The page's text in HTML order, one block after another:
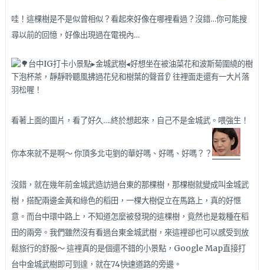
哇！這棵樹是不是似曾相似？看起來好像在哪裡看過？沒錯…你可能搜
尋以前的回憶，好像出現過在電視內…
看著上面的圖片，看了好久….終於想起來，自己不是金城武。喂強生！
你本來就不是啊～ 你頂多北屯劉的華好嗎、好嗎、好嗎？？
沒錯，就在幾年前金城武造訪過台東的那棵樹，那棵樹就變成叫金城武
樹，搭配兩邊金黃和綠色的稻田，一棵大樹促立在馬路上，真的好愜
意。而台中環中路上，不知道怎麼被發現的這棵樹，竟然也是栽種在稻
田的兩旁。我們雖然沒有看過台東金城武樹，來這裡卻也可以感受到放
鬆旅行的舒服～ 這裡真的是個還不錯的小景點，Google Map直接打
台中金城武樹即可到達，就在74快速道路的旁邊。